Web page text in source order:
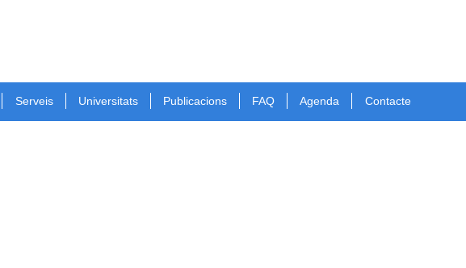
Serveis Universitats Publicacions FAQ Agenda Contacte